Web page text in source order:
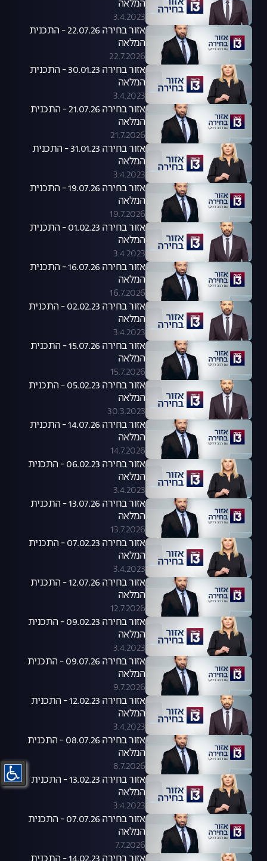
המלאה
3.4.2023
אזור בחירה 22.07.26 - התכנית
המלאה
22.7.2026
אזור בחירה 30.01.23 - התכנית
המלאה
3.4.2023
אזור בחירה 21.07.26 - התכנית
המלאה
21.7.2026
אזור בחירה 31.01.23 - התכנית
המלאה
3.4.2023
אזור בחירה 19.07.26 - התכנית
המלאה
19.7.2026
אזור בחירה 01.02.23 - התכנית
המלאה
3.4.2023
אזור בחירה 16.07.26 - התכנית
המלאה
16.7.2026
אזור בחירה 02.02.23 - התכנית
המלאה
3.4.2023
אזור בחירה 15.07.26 - התכנית
המלאה
15.7.2026
אזור בחירה 05.02.23 - התכנית
המלאה
30.3.2023
אזור בחירה 14.07.26 - התכנית
המלאה
14.7.2026
אזור בחירה 06.02.23 - התכנית
המלאה
3.4.2023
אזור בחירה 13.07.26 - התכנית
המלאה
13.7.2026
אזור בחירה 07.02.23 - התכנית
המלאה
3.4.2023
אזור בחירה 12.07.26 - התכנית
המלאה
12.7.2026
אזור בחירה 09.02.23 - התכנית
המלאה
3.4.2023
אזור בחירה 09.07.26 - התכנית
המלאה
9.7.2026
אזור בחירה 12.02.23 - התכנית
המלאה
3.4.2023
אזור בחירה 08.07.26 - התכנית
המלאה
8.7.2026
אזור בחירה 13.02.23 - התכנית
המלאה
3.4.2023
אזור בחירה 07.07.26 - התכנית
המלאה
7.7.2026